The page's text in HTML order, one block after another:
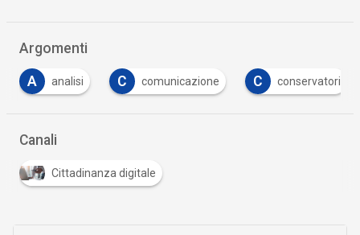
Argomenti
analisi C comunicazione C conservatori C
Canali
Cittadinanza digitale